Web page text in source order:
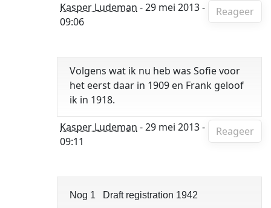
Reageer
Kasper Ludeman - 29 mei 2013 -
09:06
Volgens wat ik nu heb was Sofie voor
het eerst daar in 1909 en Frank geloof
ik in 1918.
Reageer
Kasper Ludeman - 29 mei 2013 -
09:11
Nog 1 Draft registration 1942